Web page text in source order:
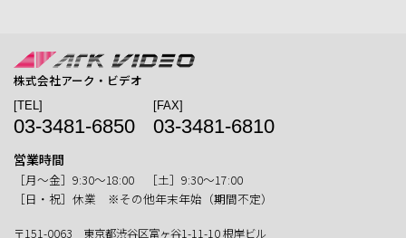
株式会社アーク・ビデオ
[TEL]
03-3481-6850
[FAX]
03-3481-6810
営業時間
［月〜金］9:30〜18:00 ［土］9:30〜17:00
［日・祝］休業 ※その他年末年始（期間不定）
〒151-0063 東京都渋谷区富ヶ谷1-11-10 根岸ビル